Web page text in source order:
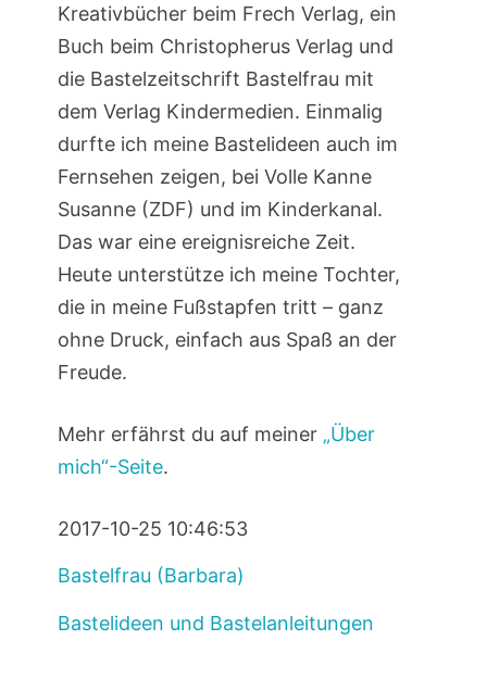
Kreativbücher beim Frech Verlag, ein
Buch beim Christopherus Verlag und
die Bastelzeitschrift Bastelfrau mit
dem Verlag Kindermedien. Einmalig
durfte ich meine Bastelideen auch im
Fernsehen zeigen, bei Volle Kanne
Susanne (ZDF) und im Kinderkanal.
Das war eine ereignisreiche Zeit.
Heute unterstütze ich meine Tochter,
die in meine Fußstapfen tritt – ganz
ohne Druck, einfach aus Spaß an der
Freude.
Mehr erfährst du auf meiner „Über
mich“-Seite.
2017-10-25 10:46:53
Bastelfrau (Barbara)
Bastelideen und Bastelanleitungen